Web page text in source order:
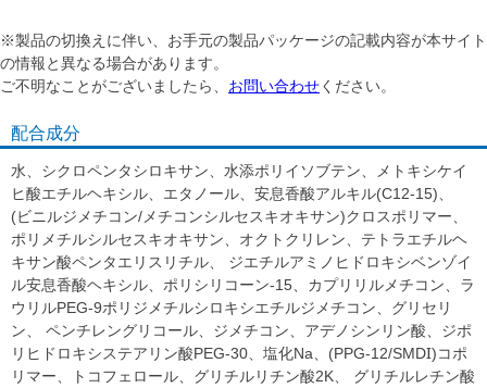
※製品の切換えに伴い、お手元の製品パッケージの記載内容が本サイト
の情報と異なる場合があります。
ご不明なことがございましたら、 お問い合わせください。
配合成分
水、シクロペンタシロキサン、水添ポリイソブテン、メトキシケイ
ヒ酸エチルヘキシル、エタノール、安息香酸アルキル(C12-15)、
(ビニルジメチコン/メチコンシルセスキオキサン)クロスポリマー、
ポリメチルシルセスキオキサン、オクトクリレン、テトラエチルヘ
キサン酸ペンタエリスリチル、 ジエチルアミノヒドロキシベンゾイ
ル安息香酸ヘキシル、ポリシリコーン-15、カプリリルメチコン、ラ
ウリルPEG-9ポリジメチルシロキシエチルジメチコン、グリセリ
ン、 ペンチレングリコール、ジメチコン、アデノシンリン酸、ジポ
リヒドロキシステアリン酸PEG-30、塩化Na、(PPG-12/SMDI)コポ
リマー、トコフェロール、グリチルリチン酸2K、 グリチルレチン酸